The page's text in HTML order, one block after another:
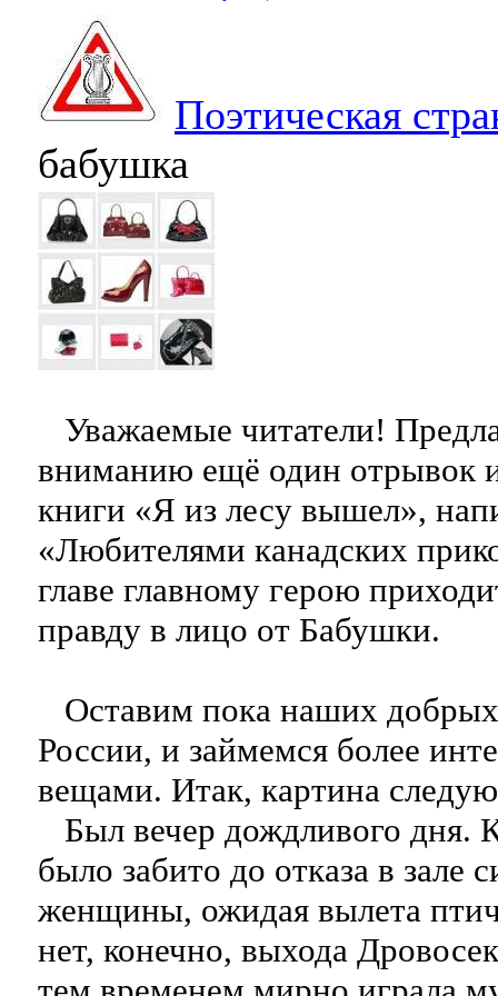
Поэтическая
бабушка
Уважаемые читатели!
вниманию ещё один отрывок
книги «Я из лесу вышел»,
«Любителями канадских
главе главному герою
правду в лицо от Бабушки.
Оставим пока наших добрых
России, и займемся более
вещами. Итак, картина
Был вечер дождливого дня.
было забито до отказа в зале
женщины, ожидая вылета
нет, конечно, выхода